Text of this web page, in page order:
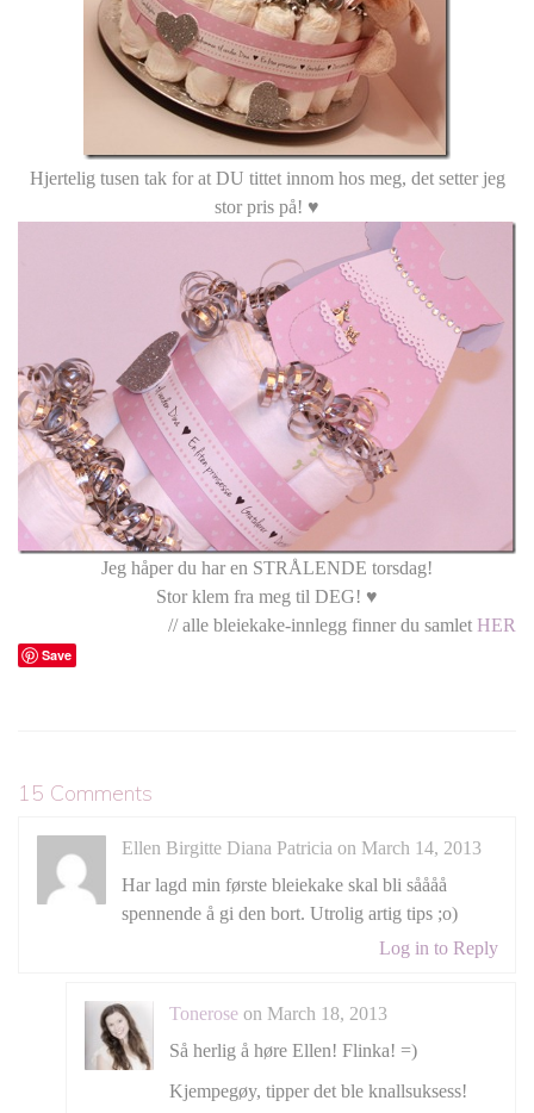
Hjertelig tusen tak for at DU tittet innom hos meg, det setter jeg
stor pris på! ♥
Jeg håper du har en STRÅLENDE torsdag!
Stor klem fra meg til DEG! ♥
// alle bleiekake-innlegg finner du samlet HER
Save
15 Comments
Ellen Birgitte Diana Patricia on March 14, 2013
Har lagd min første bleiekake skal bli såååå
spennende å gi den bort. Utrolig artig tips ;o)
Log in to Reply
Tonerose on March 18, 2013
Så herlig å høre Ellen! Flinka! =)
Kjempegøy, tipper det ble knallsuksess!